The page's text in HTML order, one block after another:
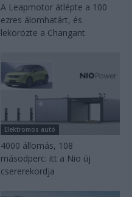
A Leapmotor átlépte a 100
ezres álomhatárt, és
lekörözte a Changant
Elektromos autó
4000 állomás, 108
másodperc: itt a Nio új
csererekordja